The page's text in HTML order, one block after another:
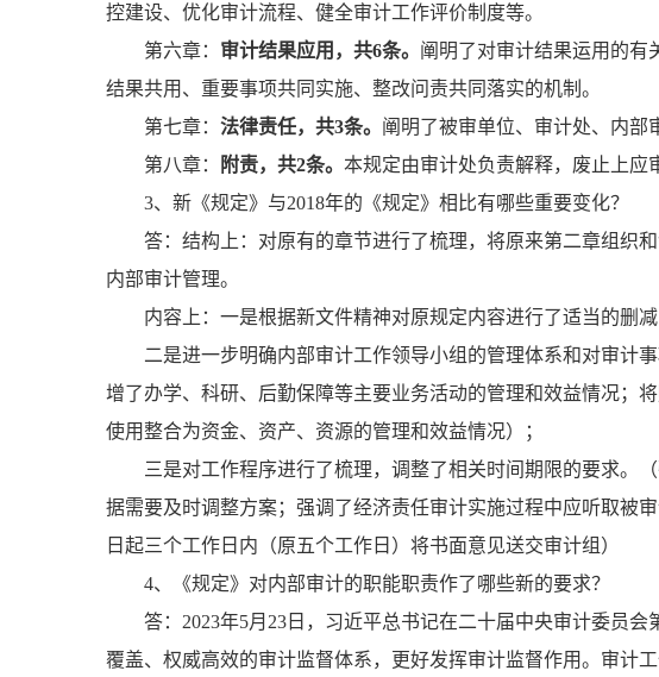
控建设、优化审计流程、健全审计工作评价制度等。
第六章： 审计结果应用，共6条。 阐明了对审计结果运用的有
结果共用、重要事项共同实施、整改问责共同落实的机制。
第七章： 法律责任，共3条。 阐明了被审单位、审计处、内部
第八章：
附责，共2条。 本规定由审计处负责解释，废止上应
3、新《规定》与2018年的《规定》相比有哪些重要变化？
答：结构上：对原有的章节进行了梳理，将原来第二章组织
内部审计管理。
内容上：一是根据新文件精神对原规定内容进行了适当的删
二是进一步明确内部审计工作领导小组的管理体系和对审计
增了办学、科研、后勤保障等主要业务活动的管理和效益情况；
使用整合为资金、资产、资源的管理和效益情况）；
三是对工作程序进行了梳理，调整了相关时间期限的要求。
据需要及时调整方案；强调了经济责任审计实施过程中应听取被
日起三个工作日内（原五个工作日）将书面意见送交审计组）
4、《规定》对内部审计的职能职责作了哪些新的要求？
答：2023年5月23日，习近平总书记在二十届中央审计委员
覆盖、权威高效的审计监督体系，更好发挥审计监督作用。审计